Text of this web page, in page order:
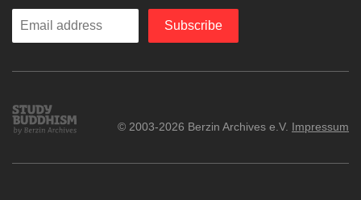
Enter
Subscribe
Study
Buddhism
© 2003-2026 Berzin Archives e.V. Impressum